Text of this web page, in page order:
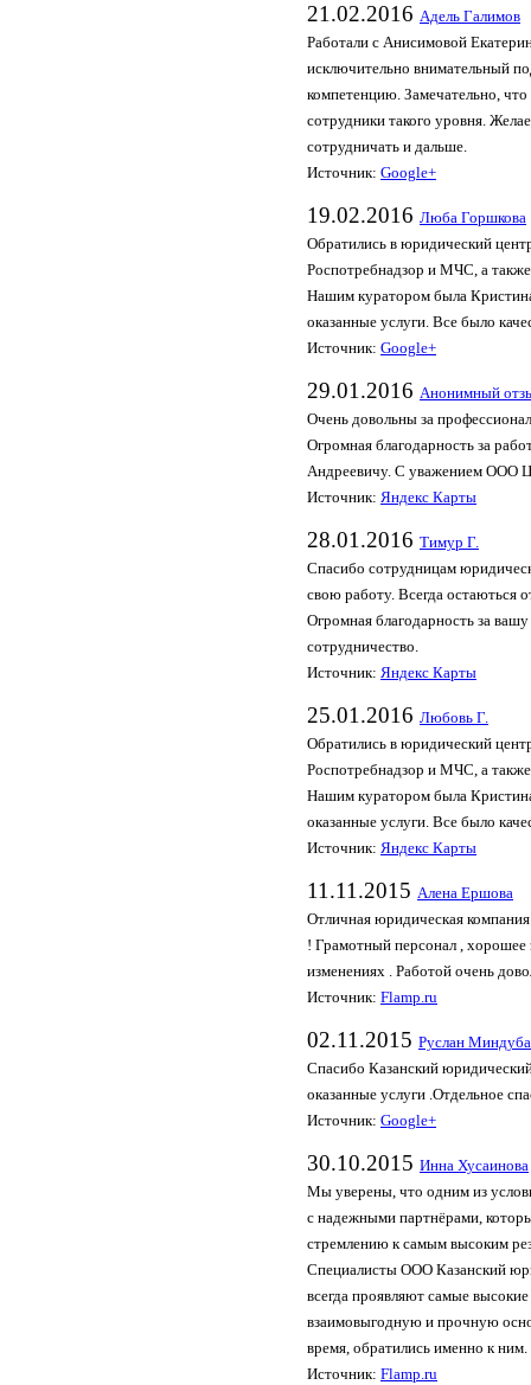
21.02.2016 Адель Галимов
Работали с Анисимовой
исключительно внимательный
компетенцию. Замечательно,
сотрудники такого уровня.
сотрудничать и дальше.
Источник: Google+
19.02.2016 Люба Горшкова
Обратились в юридический
Роспотребнадзор и МЧС, а
Нашим куратором была
оказанные услуги. Все было
Источник: Google+
29.01.2016 Анонимный
Очень довольны за
Огромная благодарность за
Андреевичу. С уважением ООО
Источник: Яндекс Карты
28.01.2016 Тимур Г.
Спасибо сотрудницам
свою работу. Всегда остаються
Огромная благодарность за
сотрудничество.
Источник: Яндекс Карты
25.01.2016 Любовь Г.
Обратились в юридический
Роспотребнадзор и МЧС, а
Нашим куратором была
оказанные услуги. Все было
Источник: Яндекс Карты
11.11.2015 Ален­а Ершо­ва
Отличная юридическая
! Грамотный персонал ,
изменениях . Работой очень
Источник: Flamp.ru
02.11.2015 Руслан
Спасибо Казанский
оказанные услуги .Отдельное
Источник: Google+
30.10.2015 Инна Хуса­инов­а
Мы уверены, что одним из
с надежными партнёрами,
стремлению к самым высоким
Специалисты ООО Казанский
всегда проявляют самые
взаимовыгодную и прочную
время, обратились именно к ним.
Источник: Flamp.ru